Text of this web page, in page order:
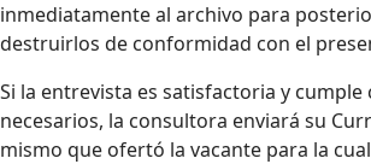
inmediatamente al archivo para
destruirlos de conformidad con el
Si la entrevista es satisfactoria y
necesarios, la consultora enviará su
mismo que ofertó la vacante para la